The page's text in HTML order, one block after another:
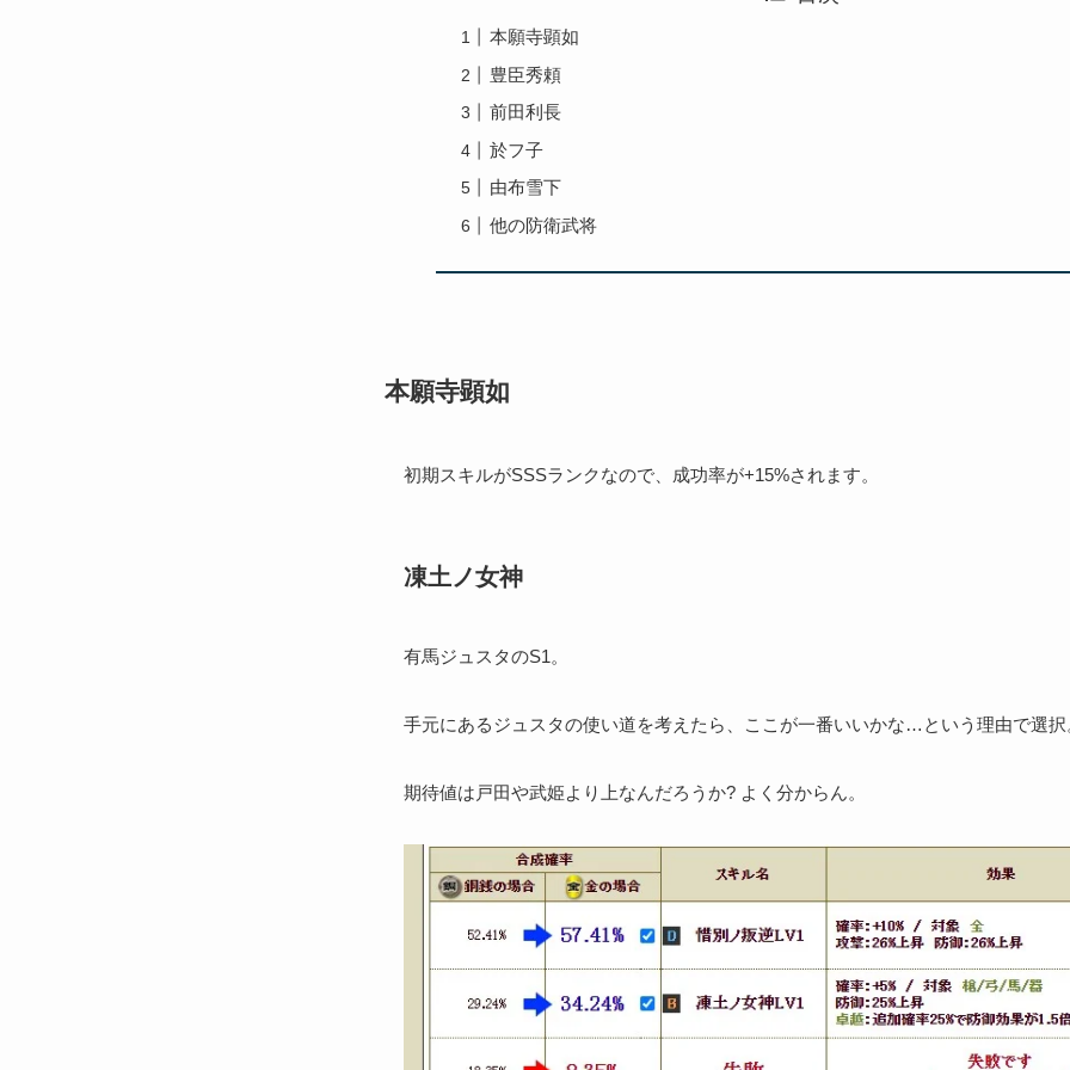
本願寺顕如
豊臣秀頼
前田利長
於フ子
由布雪下
他の防衛武将
本願寺顕如
初期スキルがSSSランクなので、成功率が+15%されます。
凍土ノ女神
有馬ジュスタのS1。
手元にあるジュスタの使い道を考えたら、ここが一番いいかな…という理由で選択
期待値は戸田や武姫より上なんだろうか? よく分からん。